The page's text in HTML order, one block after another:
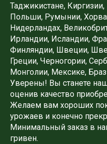
Таджикистане,
Польши, Румынии,
Нидерландах,
Ирландии, Исландии,
Финляндии, Швеции,
Греции, Черногории,
Монголии, Мексике,
Уверены! Вы станете
оценив качество
Желаем вам хороших
урожаев и конечно
Минимальный заказ в
гривен.